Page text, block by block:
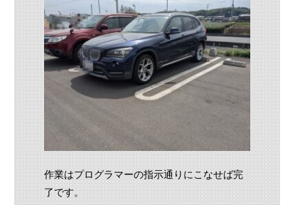
作業はプログラマーの指示通りにこなせば完
了です。